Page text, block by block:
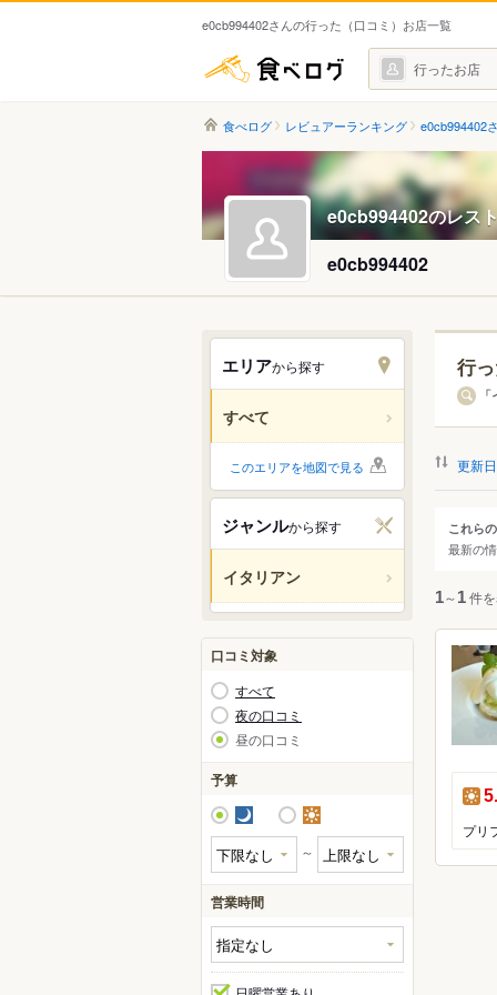
e0cb994402さんの行った（口コミ）お店一覧
食べログ 行ったお店
食べログ レビュアーランキング e0cb994402
e0cb994402のレス
e0cb994402
エリアから探す
すべて
北海
関東
中部
中国・
九州・
アジア
北米
グアム
オセ
このエリアを地図で見る
ジャンルから探す
イタリアン
ジャ
すべ
イタ
パス
ピザ
口コミ対象
すべて
夜の口コミ
昼の口コミ
予算
夜 昼
～
営業時間
行
更新
これら
最新の
1～1件
昼